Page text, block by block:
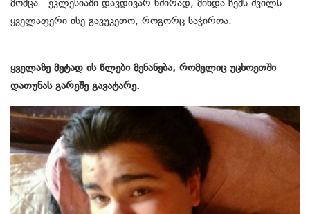
მომცა. ეკლესიაში დავდივარ ხშირად, მინდა ჩემს შვილს
ყველაფერი ისე გავუკეთო, როგორც საჭიროა.
ყველაზე მეტად ის წლები მენანება, რომელიც უცხოეთში
დათუნას გარეშე გავატარე.